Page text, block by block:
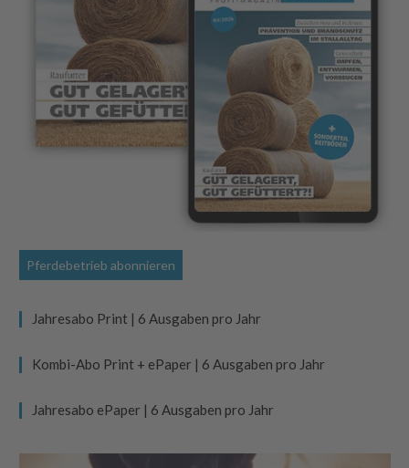
Pferdebetrieb abonnieren
Jahresabo Print | 6 Ausgaben pro Jahr
Kombi-Abo Print + ePaper | 6 Ausgaben pro Jahr
Jahresabo ePaper | 6 Ausgaben pro Jahr